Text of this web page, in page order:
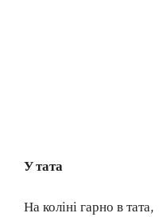
У тата
На коліні гарно в тата,